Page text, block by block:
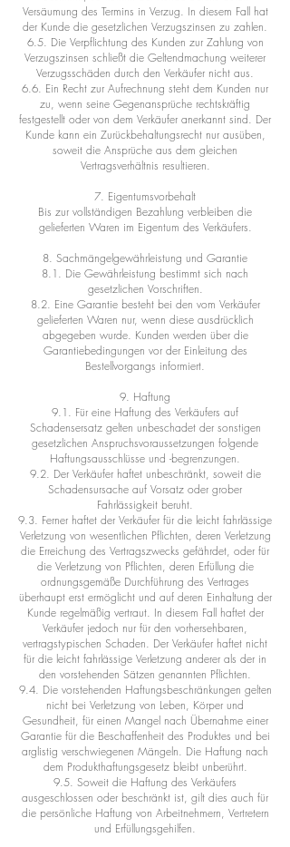
Versäumung des Termins in Verzug. In diesem Fall hat
der Kunde die gesetzlichen Verzugszinsen zu zahlen.
6.5. Die Verpflichtung des Kunden zur Zahlung von
Verzugszinsen schließt die Geltendmachung weiterer
Verzugsschäden durch den Verkäufer nicht aus.
6.6. Ein Recht zur Aufrechnung steht dem Kunden nur
zu, wenn seine Gegenansprüche rechtskräftig
festgestellt oder von dem Verkäufer anerkannt sind. Der
Kunde kann ein Zurückbehaltungsrecht nur ausüben,
soweit die Ansprüche aus dem gleichen
Vertragsverhältnis resultieren.
7. Eigentumsvorbehalt
Bis zur vollständigen Bezahlung verbleiben die
gelieferten Waren im Eigentum des Verkäufers.
8. Sachmängelgewährleistung und Garantie
8.1. Die Gewährleistung bestimmt sich nach
gesetzlichen Vorschriften.
8.2. Eine Garantie besteht bei den vom Verkäufer
gelieferten Waren nur, wenn diese ausdrücklich
abgegeben wurde. Kunden werden über die
Garantiebedingungen vor der Einleitung des
Bestellvorgangs informiert.
9. Haftung
9.1. Für eine Haftung des Verkäufers auf
Schadensersatz gelten unbeschadet der sonstigen
gesetzlichen Anspruchsvoraussetzungen folgende
Haftungsausschlüsse und -begrenzungen.
9.2. Der Verkäufer haftet unbeschränkt, soweit die
Schadensursache auf Vorsatz oder grober
Fahrlässigkeit beruht.
9.3. Ferner haftet der Verkäufer für die leicht fahrlässige
Verletzung von wesentlichen Pflichten, deren Verletzung
die Erreichung des Vertragszwecks gefährdet, oder für
die Verletzung von Pflichten, deren Erfüllung die
ordnungsgemäße Durchführung des Vertrages
überhaupt erst ermöglicht und auf deren Einhaltung der
Kunde regelmäßig vertraut. In diesem Fall haftet der
Verkäufer jedoch nur für den vorhersehbaren,
vertragstypischen Schaden. Der Verkäufer haftet nicht
für die leicht fahrlässige Verletzung anderer als der in
den vorstehenden Sätzen genannten Pflichten.
9.4. Die vorstehenden Haftungsbeschränkungen gelten
nicht bei Verletzung von Leben, Körper und
Gesundheit, für einen Mangel nach Übernahme einer
Garantie für die Beschaffenheit des Produktes und bei
arglistig verschwiegenen Mängeln. Die Haftung nach
dem Produkthaftungsgesetz bleibt unberührt.
9.5. Soweit die Haftung des Verkäufers
ausgeschlossen oder beschränkt ist, gilt dies auch für
die persönliche Haftung von Arbeitnehmern, Vertretern
und Erfüllungsgehilfen.